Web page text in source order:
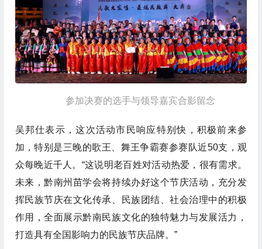
参加决赛的选手与领导嘉宾合影留念
吴邦仕表示，这次活动市民响应特别快，积极前来参
加，特别是三晚的歌王、舞王争霸赛参赛队近50支，观
众每晚近千人。“这说明老百姓对活动热爱，很有需求。
未来，黔南州苗学会将持续办好这个节庆活动，充分发
挥民族节庆在文化传承、民族团结、社会治理中的积极
作用，全面展示黔南民族文化的独特魅力与发展活力，
打造具有全国影响力的民族节庆品牌。”